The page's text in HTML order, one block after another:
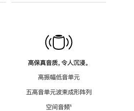
高保真音质，令人沉浸。
高振幅低音单元
五高音单元波束成形阵列
空间音频脚
¹